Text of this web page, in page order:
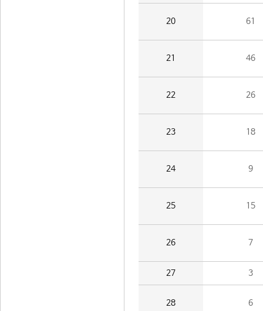
20 61
21 46
22 26
23 18
24 9
25 15
26 7
27 3
28 6